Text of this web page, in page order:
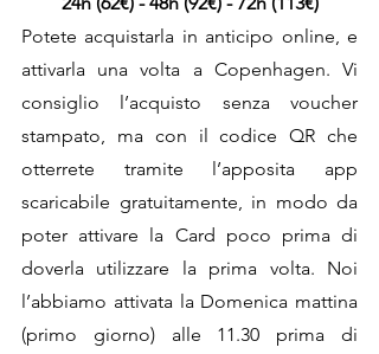
Potete acquistarla in anticipo online, e
attivarla una volta a Copenhagen. Vi
consiglio l’acquisto senza voucher
stampato, ma con il codice QR che
otterrete tramite l’apposita app
scaricabile gratuitamente, in modo da
poter attivare la Card poco prima di
doverla utilizzare la prima volta. Noi
l’abbiamo attivata la Domenica mattina
(primo giorno) alle 11.30 prima di